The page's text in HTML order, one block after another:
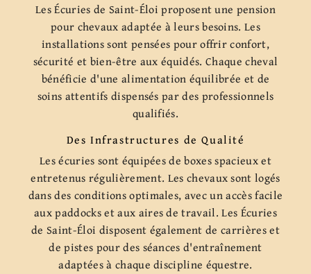
Les Écuries de Saint-Éloi proposent une pension
pour chevaux adaptée à leurs besoins. Les
installations sont pensées pour offrir confort,
sécurité et bien-être aux équidés. Chaque cheval
bénéficie d'une alimentation équilibrée et de
soins attentifs dispensés par des professionnels
qualifiés.
Des Infrastructures de Qualité
Les écuries sont équipées de boxes spacieux et
entretenus régulièrement. Les chevaux sont logés
dans des conditions optimales, avec un accès facile
aux paddocks et aux aires de travail. Les Écuries
de Saint-Éloi disposent également de carrières et
de pistes pour des séances d'entraînement
adaptées à chaque discipline équestre.